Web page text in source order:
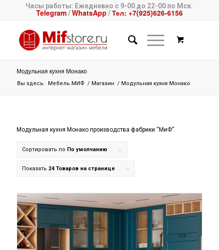
Часы работы: Ежедневно с 9-00 до 22-00 по Мск.
Telegram/WhatsApp /Тел: +7(925)626-6156
Модульная кухня Монако
Вы здесь: Мебель МИФ / Магазин / Модульная кухня Монако
Модульная кухня Монако производства фабрики “МиФ”.
Сортировать по По умолчанию
Показать 24 Товаров на странице